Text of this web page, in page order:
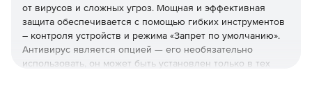
от вирусов и сложных угроз. Мощная и эффективная
защита обеспечивается с помощью гибких инструментов
– контроля устройств и режима «Запрет по умолчанию».
Антивирус является опцией — его необязательно
использовать, он может быть установлен только в тех